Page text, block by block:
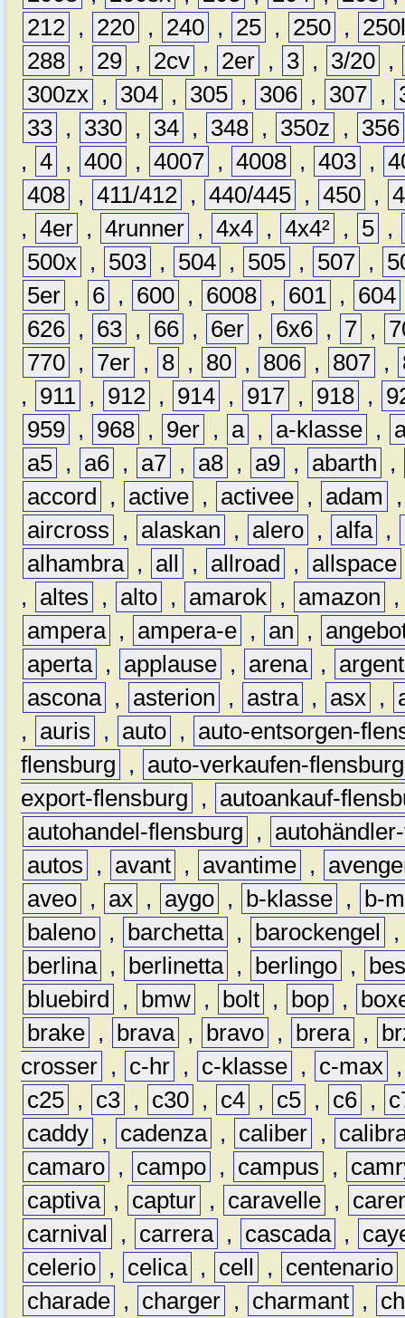
212 , 220 , 240 , 25 , 250 ,
288 , 29 , 2cv , 2er , 3 , 3/20 ,
300zx , 304 , 305 , 306 , 307 ,
33 , 330 , 34 , 348 , 350z ,
356
, 4 , 400 , 4007 , 4008 , 403 ,
408 , 411/412 , 440/445 , 450 ,
, 4er , 4runner , 4x4 , 4x4² , 5 ,
500x , 503 , 504 , 505 , 507 ,
5er , 6 , 600 , 6008 , 601 , 604
626 , 63 , 66 , 6er , 6x6 , 7 ,
770 , 7er , 8 , 80 , 806 , 807 ,
,
911 , 912 , 914 , 917 , 918 ,
959 , 968 , 9er , a , a-klasse ,
a5 , a6 , a7 , a8 , a9 , abarth
,
accord
, active , activee , adam
aircross
, alaskan , alero , alfa ,
alhambra , all , allroad , allspace
,
altes , alto , amarok , amazon
ampera , ampera-e , an ,
aperta , applause , arena ,
ascona , asterion , astra , asx ,
,
auris , auto ,
auto-entsorgen-
flensburg
,
auto-verkaufen-flensburg
export-flensburg
,
autoankauf-
autohandel-flensburg
,
autos
, avant , avantime ,
aveo , ax , aygo , b-klasse ,
b-
baleno , barchetta , barockengel
berlina , berlinetta , berlingo ,
bluebird
, bmw , bolt , bop ,
brake , brava , bravo , brera ,
crosser , c-hr , c-klasse , c-max
c25 , c3 , c30 , c4 , c5 , c6 ,
caddy , cadenza , caliber ,
camaro , campo , campus ,
captiva , captur , caravelle ,
carnival
, carrera , cascada ,
celerio , celica , cell , centenario
charade , charger , charmant ,